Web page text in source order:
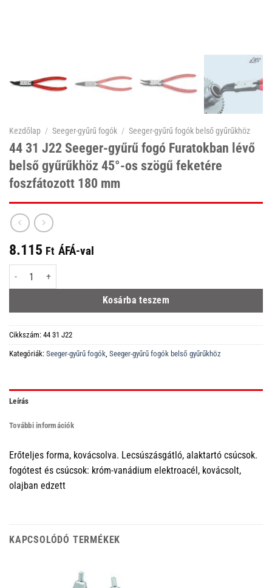
Kezdőlap / Seeger-gyűrű fogók / Seeger-gyűrű fogók belső gyűrűkhöz
44 31 J22 Seeger-gyűrű fogó Furatokban lévő
belső gyűrűkhöz 45°-os szögű feketére
foszfátozott 180 mm
8.115 Ft ÁFÁ-val
44 31 J22 Seeger-gyűrű fogó Furatokban lévő belső gyűrűkhöz 45°-os
Kosárba teszem
Cikkszám: 44 31 J22
Kategóriák: Seeger-gyűrű fogók Seeger-gyűrű fogók belső gyűrűkhöz
Leírás
További információk
Erőteljes forma, kovácsolva. Lecsúszásgátló, alaktartó csúcsok.
fogótest és csúcsok: króm-vanádium elektroacél, kovácsolt,
olajban edzett
KAPCSOLÓDÓ TERMÉKEK